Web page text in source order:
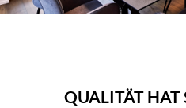
QUALITÄT HAT